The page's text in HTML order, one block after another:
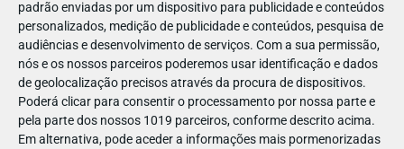
padrão enviadas por um dispositivo para publicidade e conteúdos
personalizados, medição de publicidade e conteúdos, pesquisa de
audiências e desenvolvimento de serviços. Com a sua permissão,
nós e os nossos parceiros poderemos usar identificação e dados
de geolocalização precisos através da procura de dispositivos.
Poderá clicar para consentir o processamento por nossa parte e
pela parte dos nossos 1019 parceiros, conforme descrito acima.
Em alternativa, pode aceder a informações mais pormenorizadas
17